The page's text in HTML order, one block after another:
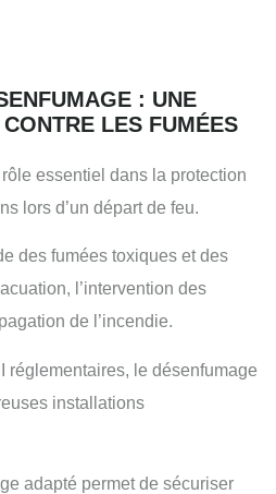
: UNE
LES FUMÉES
essentiel dans la protection
lors d’un départ de feu.
des fumées toxiques et des
l’intervention des
de l’incendie.
réglementaires, le désenfumage
installations
adapté permet de sécuriser